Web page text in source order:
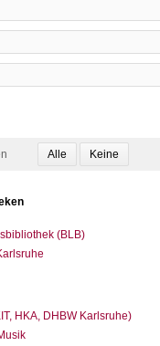
(BLB)
HKA, DHBW Karlsruhe)